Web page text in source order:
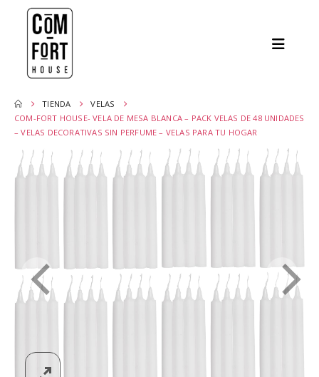
TIENDA
VELAS
COM-FORT HOUSE- VELA DE MESA BLANCA – PACK VELAS DE 48 UNIDADES
– VELAS DECORATIVAS SIN PERFUME – VELAS PARA TU HOGAR